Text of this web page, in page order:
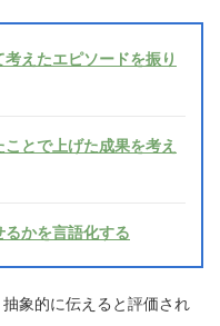
えたエピソードを振り
とで上げた成果を考え
かを言語化する
象的に伝えると評価され